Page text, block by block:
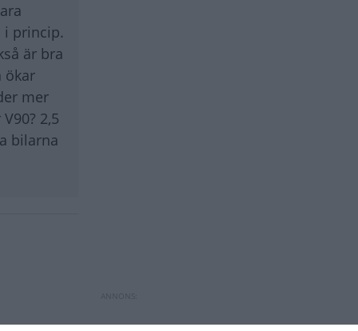
i princip.
är bra
ökar
mer
2,5
bilarna